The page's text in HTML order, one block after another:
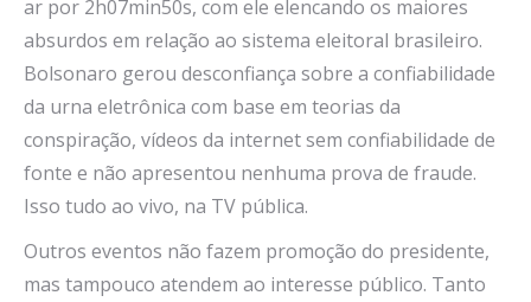
ar por 2h07min50s, com ele elencando os maiores
absurdos em relação ao sistema eleitoral brasileiro.
Bolsonaro gerou desconfiança sobre a confiabilidade
da urna eletrônica com base em teorias da
conspiração, vídeos da internet sem confiabilidade de
fonte e não apresentou nenhuma prova de fraude.
Isso tudo ao vivo, na TV pública.
Outros eventos não fazem promoção do presidente,
mas tampouco atendem ao interesse público. Tanto